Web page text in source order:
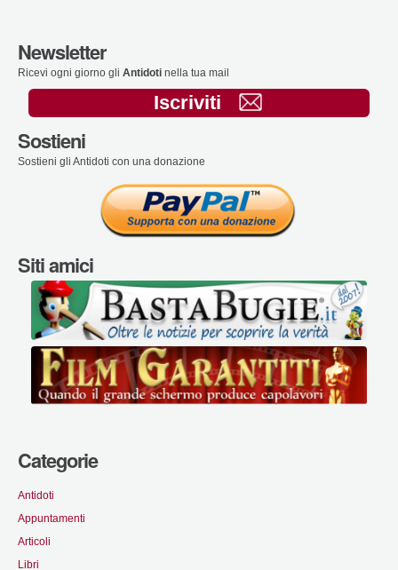
Newsletter
Ricevi ogni giorno gli Antidoti nella tua mail
Iscriviti
Sostieni
Sostieni gli Antidoti con una donazione
Siti amici
Categorie
Antidoti
Appuntamenti
Articoli
Libri